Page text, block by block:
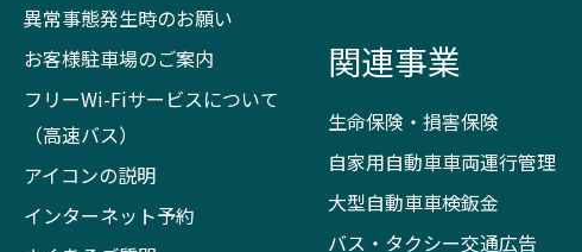
異常事態発生時のお願い
お客様駐車場のご案内
フリーWi-Fiサービスについて
（高速バス）
アイコンの説明
インターネット予約
関連事業
生命保険・損害保険
自家用自動車車両運行管理
大型自動車車検鈑金
バス・タクシー交通広告